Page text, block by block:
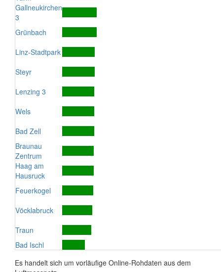
Gallneukirchen
3
Grünbach
Linz-Stadtpark
Steyr
Lenzing 3
Wels
Bad Zell
Braunau
Zentrum
Haag am
Hausruck
Feuerkogel
Vöcklabruck
Traun
Bad Ischl
Es handelt sich um vorläufige Online-Rohdaten aus dem